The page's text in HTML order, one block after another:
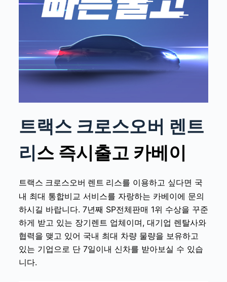
트랙스 크로스오버 렌트
리스즉시출고 카베이
트랙스 크로스오버 렌트 리스를 이용하고 싶다면 국
내 최대 통합비교 서비스를 자랑하는 카베이에 문의
하시길 바랍니다. 7년째 SP전체판매 1위 수상을 꾸준
하게 받고 있는 장기렌트 업체이며, 대기업 렌탈사와
협력을 맺고 있어 국내 최대 차량 물량을 보유하고
있는 기업으로 단 7일이내 신차를 받아보실 수 있습
니다.